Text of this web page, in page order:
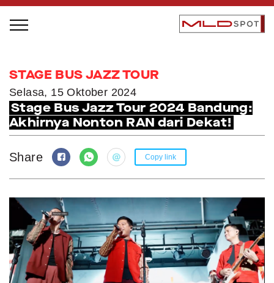
LOCAL GREATNESS
INSPIRING PEOPLE
INSPIRING PRODUCTS
INSPIRING PLACES
INSPIRING COMMUNITIES
TRENDING
EVENTS
MLDPODCAST
VIDEOS
STAGE BUS JAZZ TOUR
Selasa, 15 Oktober 2024
Stage Bus Jazz Tour 2024 Bandung:
Akhirnya Nonton RAN dari Dekat!
Share Copy link